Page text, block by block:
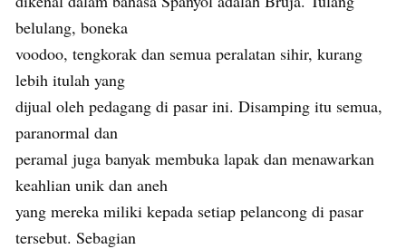
belulang, boneka
voodoo, tengkorak dan semua peralatan sihir, kurang
lebih itulah yang
dijual oleh pedagang di pasar ini. Disamping itu semua,
paranormal dan
peramal juga banyak membuka lapak dan menawarkan
keahlian unik dan aneh
yang mereka miliki kepada setiap pelancong di pasar
tersebut. Sebagian